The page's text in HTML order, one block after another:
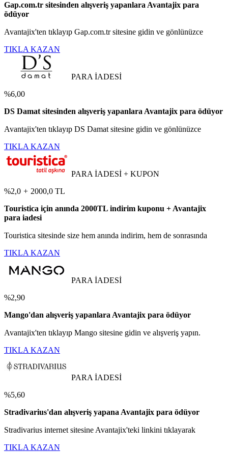
Gap.com.tr sitesinden alışveriş yapanlara Avantajix para
ödüyor
Avantajix'ten tıklayıp Gap.com.tr sitesine gidin ve gönlünüzce
TIKLA KAZAN
PARA İADESİ
%6,00
DS Damat sitesinden alışveriş yapanlara Avantajix para ödüyor
Avantajix'ten tıklayıp DS Damat sitesine gidin ve gönlünüzce
TIKLA KAZAN
PARA İADESİ + KUPON
%2,0 + 2000,0 TL
Touristica için anında 2000TL indirim kuponu + Avantajix
para iadesi
Touristica sitesinde size hem anında indirim, hem de sonrasında
TIKLA KAZAN
PARA İADESİ
%2,90
Mango'dan alışveriş yapanlara Avantajix para ödüyor
Avantajix'ten tıklayıp Mango sitesine gidin ve alışveriş yapın.
TIKLA KAZAN
PARA İADESİ
%5,60
Stradivarius'dan alışveriş yapana Avantajix para ödüyor
Stradivarius internet sitesine Avantajix'teki linkini tıklayarak
TIKLA KAZAN